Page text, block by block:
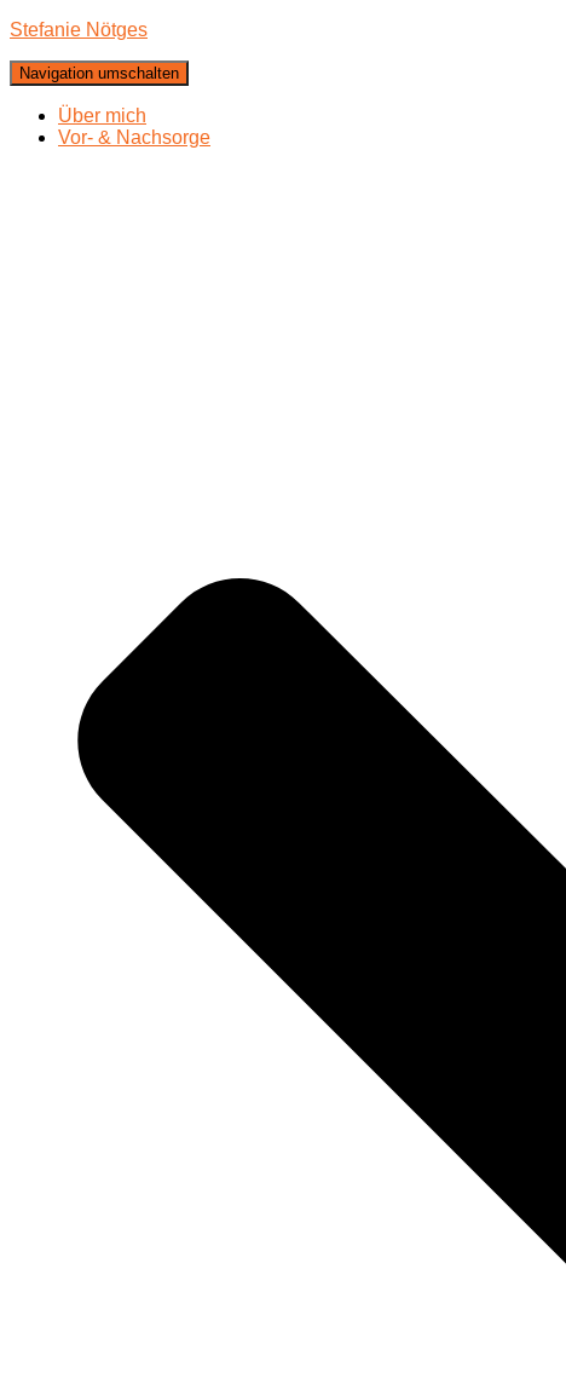
Stefanie Nötges
Navigation umschalten
Über mich
Vor- & Nachsorge